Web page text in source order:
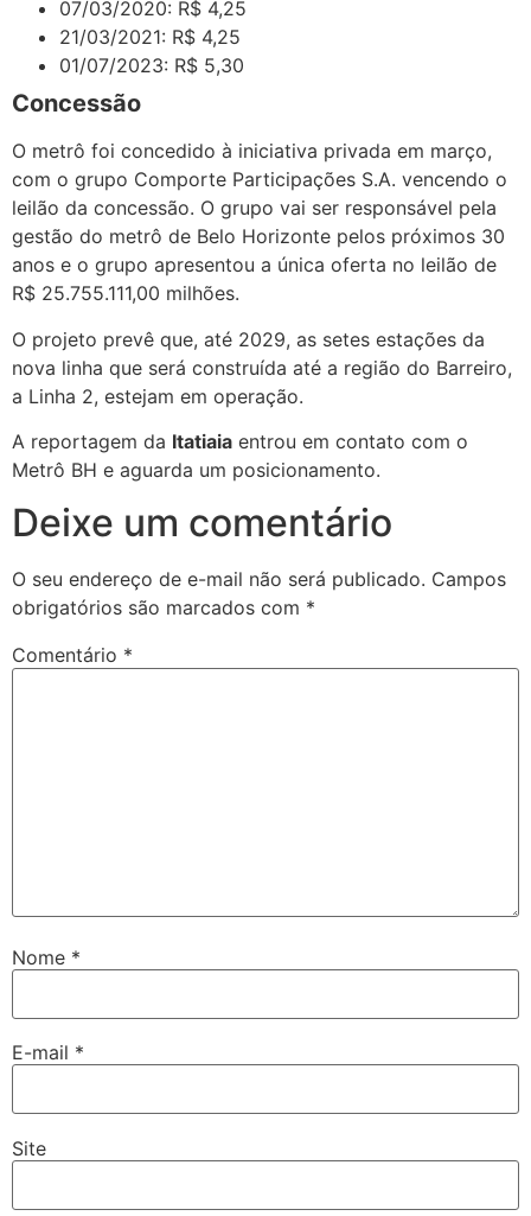
07/03/2020: R$ 4,25
21/03/2021: R$ 4,25
01/07/2023: R$ 5,30
Concessão
O metrô foi concedido à iniciativa privada em março,
com o grupo Comporte Participações S.A. vencendo o
leilão da concessão. O grupo vai ser responsável pela
gestão do metrô de Belo Horizonte pelos próximos 30
anos e o grupo apresentou a única oferta no leilão de
R$ 25.755.111,00 milhões.
O projeto prevê que, até 2029, as setes estações da
nova linha que será construída até a região do Barreiro,
a Linha 2, estejam em operação.
A reportagem da Itatiaia entrou em contato com o
Metrô BH e aguarda um posicionamento.
Deixe um comentário
O seu endereço de e-mail não será publicado. Campos
obrigatórios são marcados com *
Comentário *
Nome *
E-mail *
Site